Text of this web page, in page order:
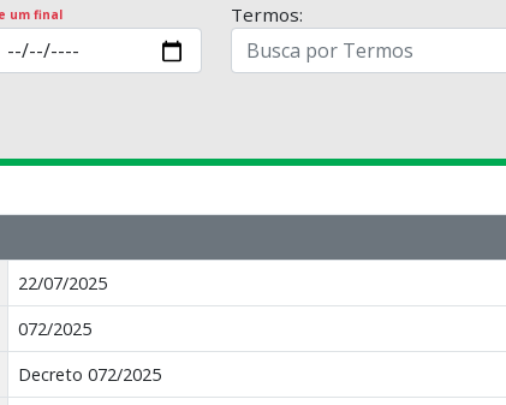
um final Termos:
22/07/2025
072/2025
Decreto 072/2025